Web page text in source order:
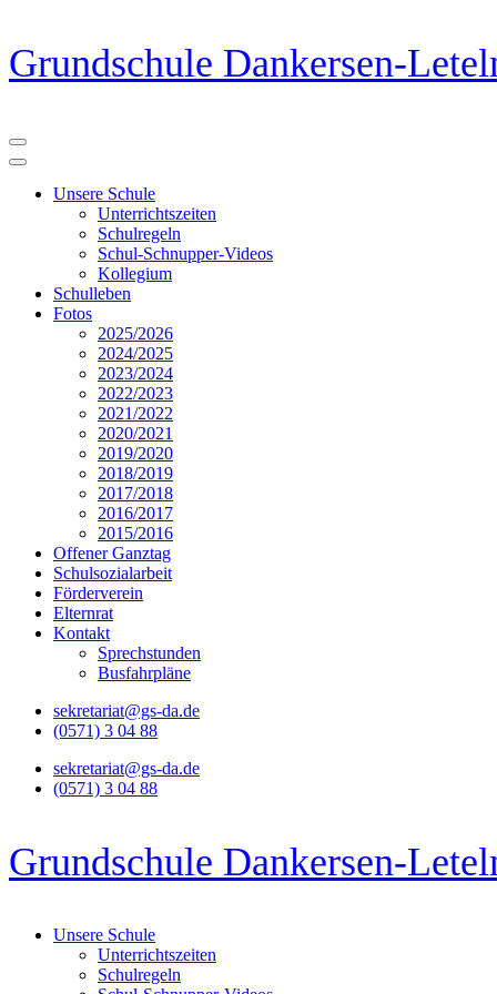
Zum
Inhalt
springen
Grundschule Dankersen-
Unsere Schule
Unterrichtszeiten
Schulregeln
Schul-Schnupper-Videos
Kollegium
Schulleben
Fotos
2025/2026
2024/2025
2023/2024
2022/2023
2021/2022
2020/2021
2019/2020
2018/2019
2017/2018
2016/2017
2015/2016
Offener Ganztag
Schulsozialarbeit
Förderverein
Elternrat
Kontakt
Sprechstunden
Busfahrpläne
sekretariat@gs-da.de
(0571) 3 04 88
sekretariat@gs-da.de
(0571) 3 04 88
Grundschule Dankersen-
Unsere Schule
Unterrichtszeiten
Schulregeln